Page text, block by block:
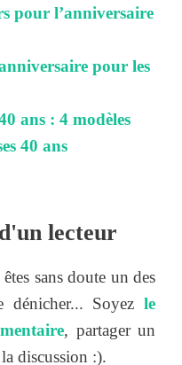
pour l’anniversaire
pour les
ans : 4 modèles
40 ans
lecteur
sans doute un des
dénicher... Soyez le
, partager un
discussion :).